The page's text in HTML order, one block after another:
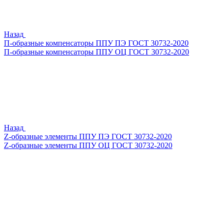
Назад
П-образные компенсаторы ППУ ПЭ ГОСТ 30732-2020
П-образные компенсаторы ППУ ОЦ ГОСТ 30732-2020
Назад
Z-образные элементы ППУ ПЭ ГОСТ 30732-2020
Z-образные элементы ППУ ОЦ ГОСТ 30732-2020